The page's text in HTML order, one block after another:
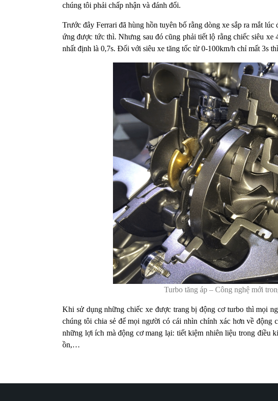
chúng tôi phải chấp nhận và đánh đổi.
Trước đây Ferrari đã hùng hồn tuyên bố rằng dòng xe sắp ra mắt
ứng được tức thì. Nhưng sau đó cũng phải tiết lộ rằng chiếc siêu
nhất định là 0,7s. Đối với siêu xe tăng tốc từ 0-100km/h chỉ mất 3s
Turbo tăng áp – Công nghệ mới
Khi sử dụng những chiếc xe được trang bị động cơ turbo thì mọi
chúng tôi chia sẻ để mọi người có cái nhìn chính xác hơn về động
những lợi ích mà động cơ mang lại: tiết kiệm nhiên liệu trong điều
ồn,…